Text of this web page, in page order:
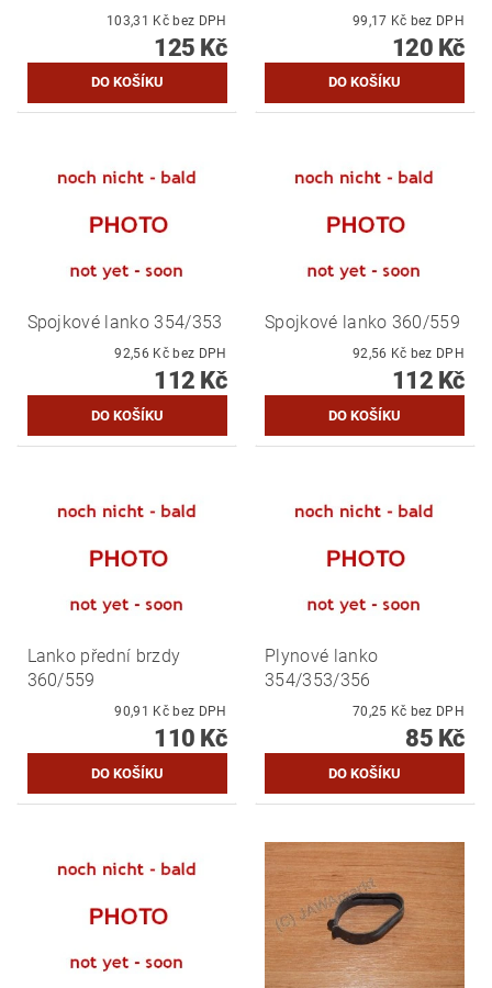
103,31 Kč bez DPH
125 Kč
99,17 Kč bez DPH
120 Kč
Spojkové lanko 354/353
92,56 Kč bez DPH
112 Kč
Spojkové lanko 360/559
92,56 Kč bez DPH
112 Kč
Lanko přední brzdy
360/559
90,91 Kč bez DPH
110 Kč
Plynové lanko
354/353/356
70,25 Kč bez DPH
85 Kč